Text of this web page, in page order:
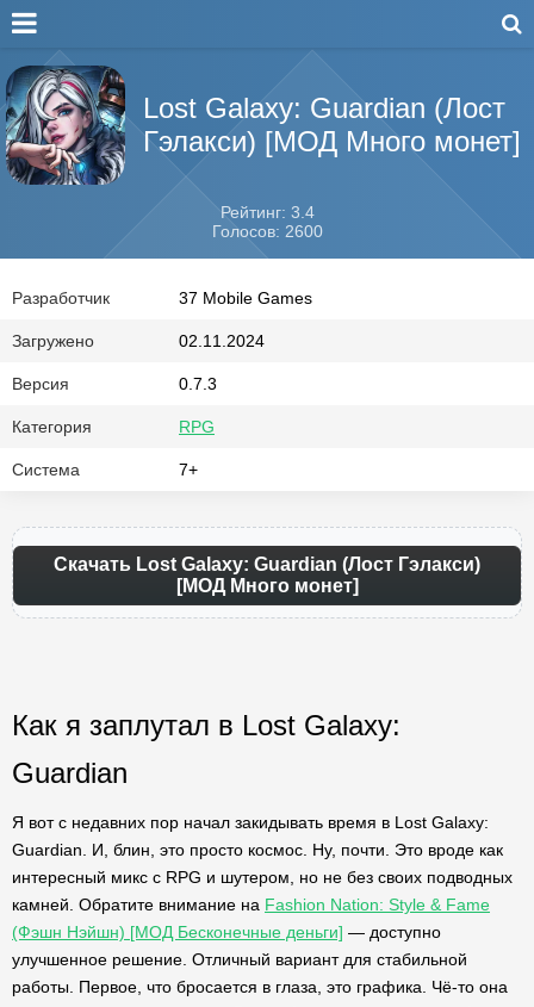
Lost Galaxy: Guardian (Лост
Гэлакси) [МОД Много монет]
Рейтинг: 3.4
Голосов: 2600
Разработчик 37 Mobile Games
Загружено 02.11.2024
Версия 0.7.3
Категория RPG
Система 7+
Скачать Lost Galaxy: Guardian (Лост Гэлакси)
[МОД Много монет]
Как я заплутал в Lost Galaxy:
Guardian
Я вот с недавних пор начал закидывать время в Lost Galaxy:
Guardian. И, блин, это просто космос. Ну, почти. Это вроде как
интересный микс с RPG и шутером, но не без своих подводных
камней. Обратите внимание на Fashion Nation: Style & Fame
(Фэшн Нэйшн) [МОД Бесконечные деньги] — доступно
улучшенное решение. Отличный вариант для стабильной
работы. Первое, что бросается в глаза, это графика. Чё-то она